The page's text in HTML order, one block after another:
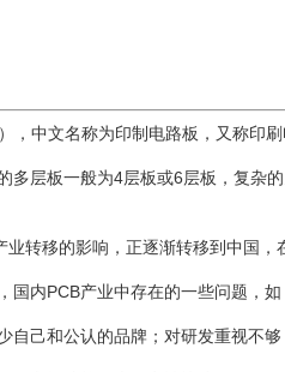
，中文名称为印制电路板，又称印
多层板一般为4层板或6层板，复杂
业转移的影响，正逐渐转移到中国
国内PCB产业中存在的一些问题，
自己和公认的品牌；对研发重视不